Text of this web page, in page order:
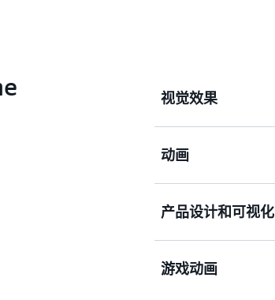
视觉效果
通过支持 Foundry
动画
借助对 Arnold、
产品设计和可视化
简化建筑师、设计
游戏动画